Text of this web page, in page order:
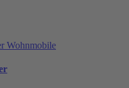
Wohnmobile